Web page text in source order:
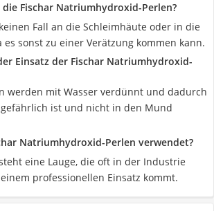
Fischar Natriumhydroxid-Perlen?
Fall an die Schleimhäute oder in die
es sonst zu einer Verätzung kommen kann.
Einsatz der Fischar Natriumhydroxid-
werden mit Wasser verdünnt und dadurch
ist und nicht in den Mund
Natriumhydroxid-Perlen verwendet?
eine Lauge, die oft in der Industrie
professionellen Einsatz kommt.